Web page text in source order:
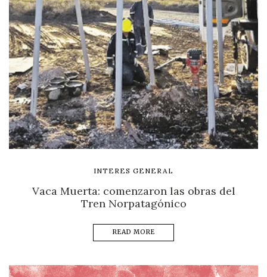
INTERES GENERAL
Vaca Muerta: comenzaron las obras del
Tren Norpatagónico
READ MORE